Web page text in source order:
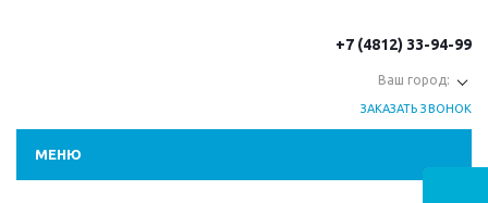
+7 (4812) 33-94-99
Ваш город:
ЗАКАЗАТЬ ЗВОНОК
МЕНЮ